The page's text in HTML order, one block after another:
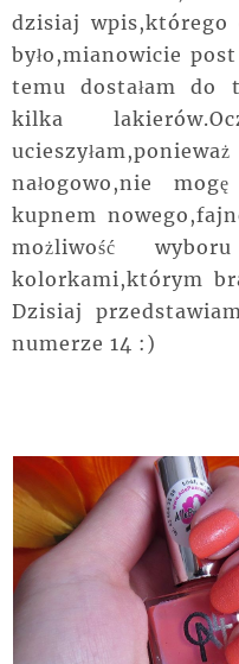
dzisiaj wpis,którego
było,mianowicie
temu dostałam do
kilka
nałogowo,nie
kupnem
możliwość
kolorkami,którym
Dzisiaj
numerze 14 :)